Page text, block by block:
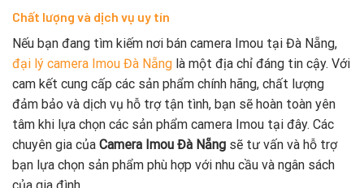
Chất lượng và dịch vụ uy tín
Nếu bạn đang tìm kiếm nơi bán camera Imou tại Đà Nẵng,
đại lý camera Imou Đà Nẵng là một địa chỉ đáng tin cậy. Với
cam kết cung cấp các sản phẩm chính hãng, chất lượng
đảm bảo và dịch vụ hỗ trợ tận tình, bạn sẽ hoàn toàn yên
tâm khi lựa chọn các sản phẩm camera Imou tại đây. Các
chuyên gia của Camera Imou Đà Nẵng sẽ tư vấn và hỗ trợ
bạn lựa chọn sản phẩm phù hợp với nhu cầu và ngân sách